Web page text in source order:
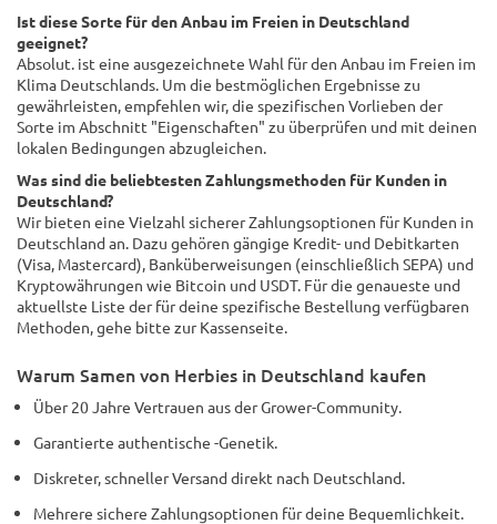
Ist diese Sorte für den Anbau im Freien in Deutschland
geeignet?
Absolut. ist eine ausgezeichnete Wahl für den Anbau im Freien im
Klima Deutschlands. Um die bestmöglichen Ergebnisse zu
gewährleisten, empfehlen wir, die spezifischen Vorlieben der
Sorte im Abschnitt "Eigenschaften" zu überprüfen und mit deinen
lokalen Bedingungen abzugleichen.
Was sind die beliebtesten Zahlungsmethoden für Kunden in
Deutschland?
Wir bieten eine Vielzahl sicherer Zahlungsoptionen für Kunden in
Deutschland an. Dazu gehören gängige Kredit- und Debitkarten
(Visa, Mastercard), Banküberweisungen (einschließlich SEPA) und
Kryptowährungen wie Bitcoin und USDT. Für die genaueste und
aktuellste Liste der für deine spezifische Bestellung verfügbaren
Methoden, gehe bitte zur Kassenseite.
Warum Samen von Herbies in Deutschland kaufen
Über 20 Jahre Vertrauen aus der Grower-Community.
Garantierte authentische -Genetik.
Diskreter, schneller Versand direkt nach Deutschland.
Mehrere sichere Zahlungsoptionen für deine Bequemlichkeit.